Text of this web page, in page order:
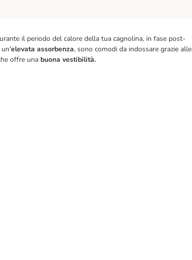
il periodo del calore della tua cagnolina, in fase post-
un'elevata assorbenza, sono comodi da indossare grazie alle
offre una buona vestibilità.